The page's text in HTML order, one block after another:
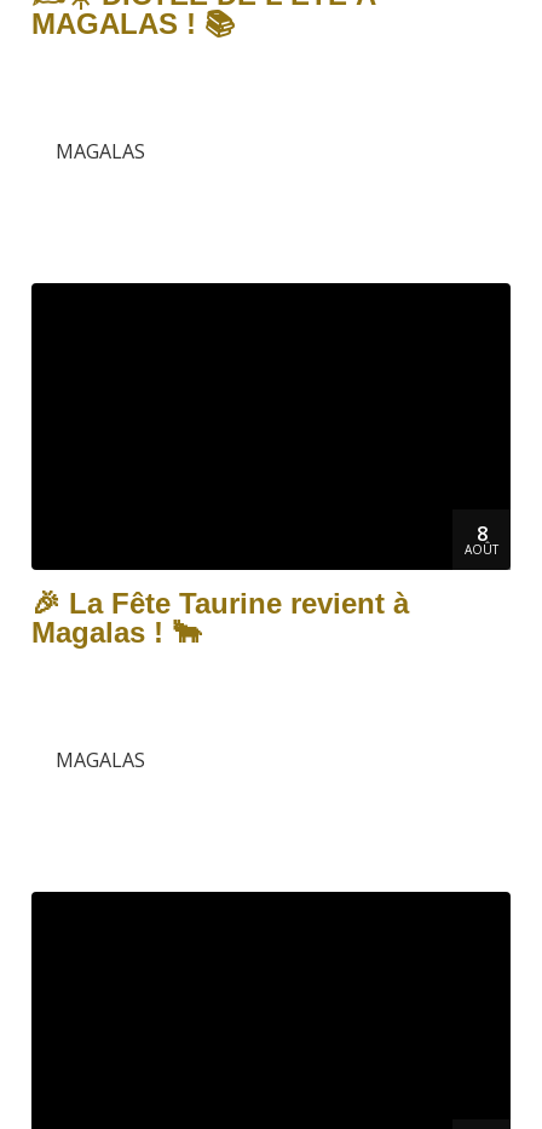
MAGALAS ! 📚
MAGALAS
8
AOÛT
🎉 La Fête Taurine revient à
Magalas ! 🐂
MAGALAS